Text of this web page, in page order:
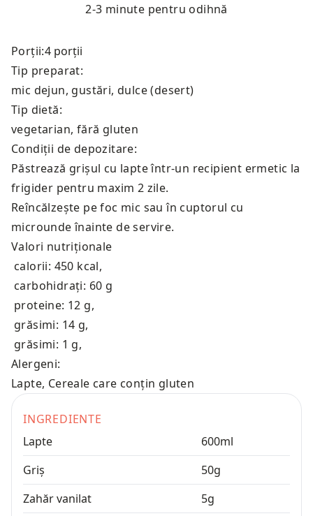
2-3 minute pentru odihnă
Porții:
Tip preparat:
mic dejun, gustări, dulce (desert)
Tip dietă:
vegetarian, fără gluten
Condiții de depozitare:
Păstrează grișul cu lapte într-un recipient ermetic la
frigider pentru maxim 2 zile.
Reîncălzește pe foc mic sau în cuptorul cu
microunde înainte de servire.
Valori nutriționale
calorii: 450 kcal,
carbohidrați: 60 g
proteine: 12 g,
grăsimi: 14 g,
grăsimi: 1 g,
Alergeni:
Lapte, Cereale care conțin gluten
INGREDIENTE
Lapte
600ml
Griș
50g
Zahăr vanilat
5g